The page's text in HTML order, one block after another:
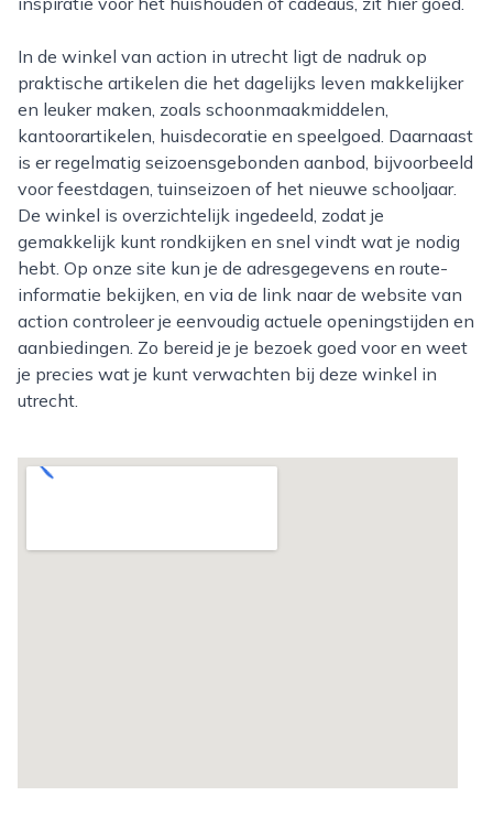
In de winkel van action in utrecht ligt de nadruk op
praktische artikelen die het dagelijks leven makkelijker
en leuker maken, zoals schoonmaakmiddelen,
kantoorartikelen, huisdecoratie en speelgoed. Daarnaast
is er regelmatig seizoensgebonden aanbod, bijvoorbeeld
voor feestdagen, tuinseizoen of het nieuwe schooljaar.
De winkel is overzichtelijk ingedeeld, zodat je
gemakkelijk kunt rondkijken en snel vindt wat je nodig
hebt. Op onze site kun je de adresgegevens en route-
informatie bekijken, en via de link naar de website van
action controleer je eenvoudig actuele openingstijden en
aanbiedingen. Zo bereid je je bezoek goed voor en weet
je precies wat je kunt verwachten bij deze winkel in
utrecht.